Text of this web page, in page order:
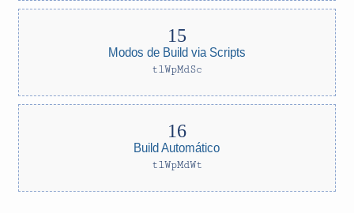
Modos de Build via Scripts
tlWpMdSc
Build Automático
tlWpMdWt